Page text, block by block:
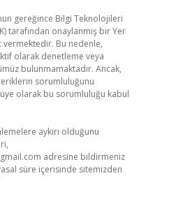
gereğince Bilgi Teknolojileri
tarafından onaylanmış bir Yer
vermektedir. Bu nedenle,
olarak denetleme veya
bulunmamaktadır. Ancak,
sorumluluğunu
olarak bu sorumluluğu kabul
aykırı olduğunu
adresine bildirmeniz
süre içerisinde sitemizden